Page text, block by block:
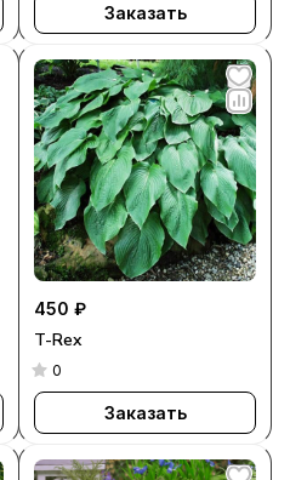
Заказать
450 ₽
T-Rex
0
Заказать